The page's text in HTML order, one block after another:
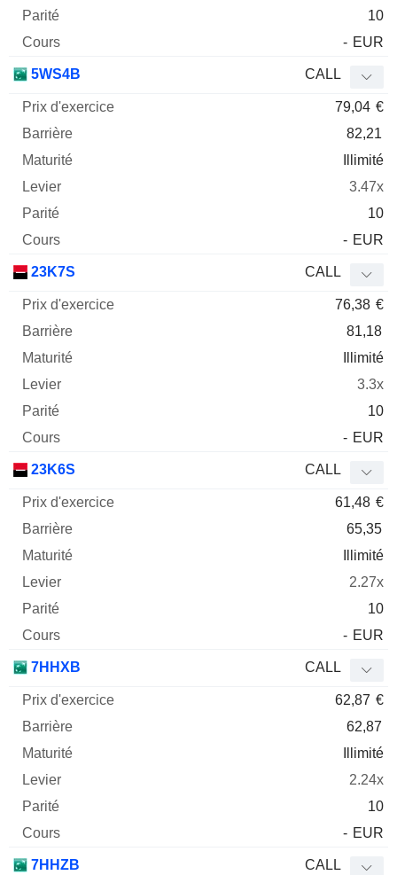
10
- EUR
5WS4B CALL
79,04 €
82,21
Illimité
3.47x
10
- EUR
23K7S CALL
76,38 €
81,18
Illimité
3.3x
10
- EUR
23K6S CALL
61,48 €
65,35
Illimité
2.27x
10
- EUR
7HHXB CALL
62,87 €
62,87
Illimité
2.24x
10
- EUR
7HHZB CALL